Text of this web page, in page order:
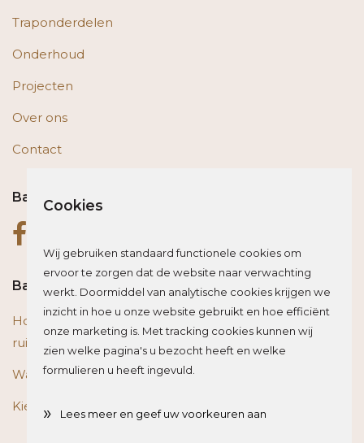
Traponderdelen
Onderhoud
Projecten
Over ons
Contact
Bas op social media
Bas blogt
Houten vloer of trap renoveren? Zo beïnvloed je de
ruimte optisch
Wat is het beste materiaal voor een traprenovatie?
Kies de juiste plint voor je vloer
Cookies
Wij gebruiken standaard functionele cookies om
ervoor te zorgen dat de website naar verwachting
werkt. Doormiddel van analytische cookies krijgen we
inzicht in hoe u onze website gebruikt en hoe efficiënt
onze marketing is. Met tracking cookies kunnen wij
zien welke pagina's u bezocht heeft en welke
formulieren u heeft ingevuld.
» Lees meer en geef uw voorkeuren aan